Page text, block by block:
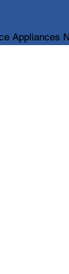
Appliances